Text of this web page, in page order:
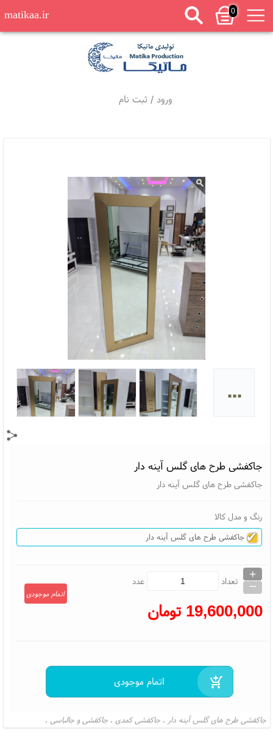
0
matikaa.ir
ورود / ثبت نام
...
جاکفشی طرح های گلس آینه دار
جاکفشی طرح های گلس آینه دار
رنگ و مدل کالا
جاکفشی طرح های گلس آینه دار
تعداد
+
_ عدد
اتمام موجودی
19,600,000 تومان
جاکفشی طرح های گلس آینه دار ، جاکفشی کمدی ، جاکفشی و جالباسی ،